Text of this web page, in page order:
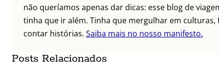
não queríamos apenas dar dicas: esse blog de
tinha que ir além. Tinha que mergulhar em culturas,
contar histórias. Saiba mais no nosso manifesto.
Posts Relacionados